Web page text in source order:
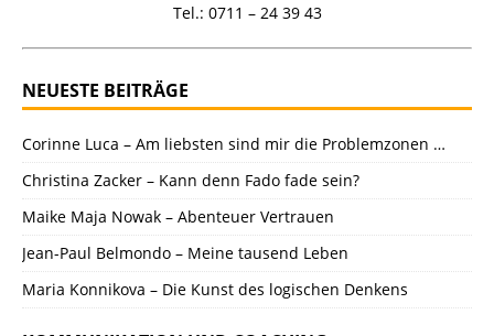
Tel.: 0711 – 24 39 43
NEUESTE BEITRÄGE
Corinne Luca – Am liebsten sind mir die Problemzonen …
Christina Zacker – Kann denn Fado fade sein?
Maike Maja Nowak – Abenteuer Vertrauen
Jean-Paul Belmondo – Meine tausend Leben
Maria Konnikova – Die Kunst des logischen Denkens